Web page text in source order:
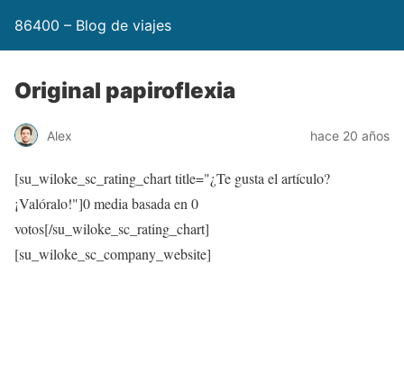
86400 – Blog de viajes
Original papiroflexia
Alex hace 20 años
[su_wiloke_sc_rating_chart title="¿Te gusta el artículo?
¡Valóralo!"]0media basada en 0
votos[/su_wiloke_sc_rating_chart]
[su_wiloke_sc_company_website]